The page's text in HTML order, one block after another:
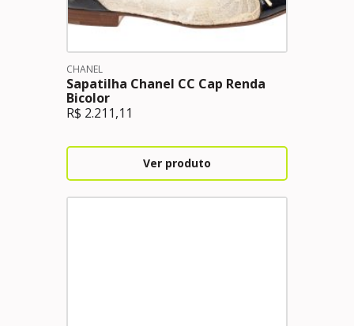
CHANEL
Sapatilha Chanel CC Cap Renda
Bicolor
R$ 2.211,11
Ver produto